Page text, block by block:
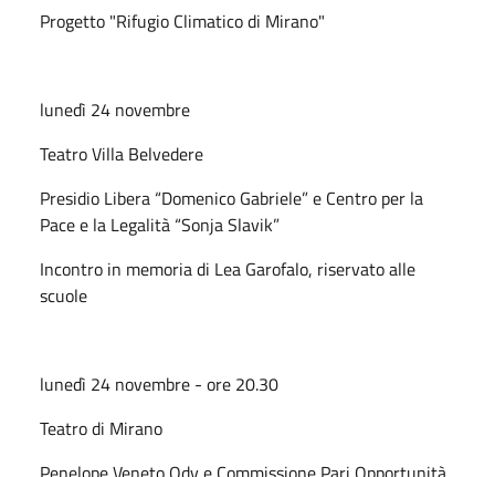
Progetto "Rifugio Climatico di Mirano"
lunedì 24 novembre
Teatro Villa Belvedere
Presidio Libera “Domenico Gabriele” e Centro per la
Pace e la Legalità “Sonja Slavik”
Incontro in memoria di Lea Garofalo, riservato alle
scuole
lunedì 24 novembre - ore 20.30
Teatro di Mirano